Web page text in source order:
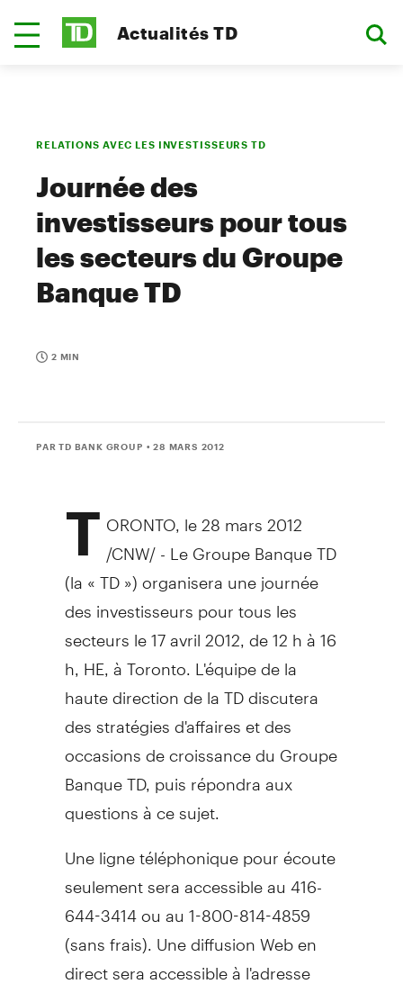
Actualités TD
RELATIONS AVEC LES INVESTISSEURS TD
Journée des
investisseurs pour tous
les secteurs du Groupe
Banque TD
2 MIN
PAR TD BANK GROUP • 28 MARS 2012
T ORONTO, le 28 mars 2012
/CNW/ - Le Groupe Banque TD
(la « TD ») organisera une journée
des investisseurs pour tous les
secteurs le 17 avril 2012, de 12 h à 16
h, HE, à Toronto. L'équipe de la
haute direction de la TD discutera
des stratégies d'affaires et des
occasions de croissance du Groupe
Banque TD, puis répondra aux
questions à ce sujet.
Une ligne téléphonique pour écoute
seulement sera accessible au 416-
644-3414 ou au 1-800-814-4859
(sans frais). Une diffusion Web en
direct sera accessible à l'adresse